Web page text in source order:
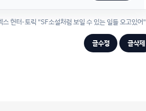
스 헌터-토릭 "SF소설처럼 보일 수 있는 일들 오고있어"
글수정 글삭제